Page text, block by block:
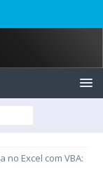
no Excel com VBA: